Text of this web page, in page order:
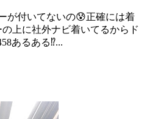
が付いてないの😰正確には着
上に社外ナビ着いてるからド
あるある⁉️...